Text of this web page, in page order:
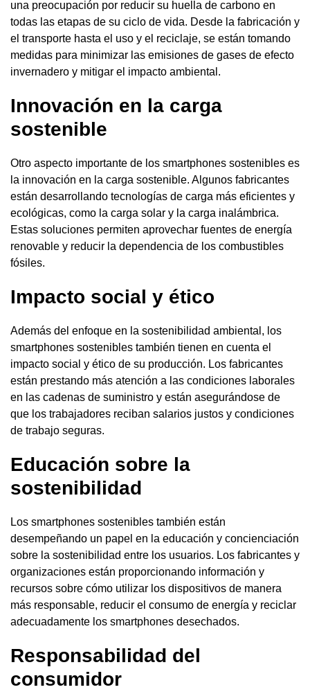
una preocupación por reducir su huella de carbono en
todas las etapas de su ciclo de vida. Desde la fabricación y
el transporte hasta el uso y el reciclaje, se están tomando
medidas para minimizar las emisiones de gases de efecto
invernadero y mitigar el impacto ambiental.
Innovación en la carga
sostenible
Otro aspecto importante de los smartphones sostenibles es
la innovación en la carga sostenible. Algunos fabricantes
están desarrollando tecnologías de carga más eficientes y
ecológicas, como la carga solar y la carga inalámbrica.
Estas soluciones permiten aprovechar fuentes de energía
renovable y reducir la dependencia de los combustibles
fósiles.
Impacto social y ético
Además del enfoque en la sostenibilidad ambiental, los
smartphones sostenibles también tienen en cuenta el
impacto social y ético de su producción. Los fabricantes
están prestando más atención a las condiciones laborales
en las cadenas de suministro y están asegurándose de
que los trabajadores reciban salarios justos y condiciones
de trabajo seguras.
Educación sobre la
sostenibilidad
Los smartphones sostenibles también están
desempeñando un papel en la educación y concienciación
sobre la sostenibilidad entre los usuarios. Los fabricantes y
organizaciones están proporcionando información y
recursos sobre cómo utilizar los dispositivos de manera
más responsable, reducir el consumo de energía y reciclar
adecuadamente los smartphones desechados.
Responsabilidad del
consumidor